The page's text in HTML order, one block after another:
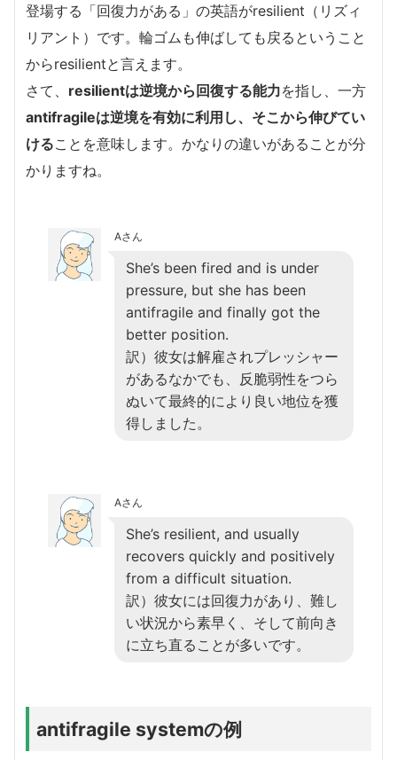
登場する「回復力がある」の英語がresilient（リズィ
リアント）です。輪ゴムも伸ばしても戻るということ
からresilientと言えます。
さて、 resilientは逆境から回復する能力を指し、一方
antifragileは逆境を有効に利用し、そこから伸びてい
けることを意味します。かなりの違いがあることが分
かりますね。
Aさん
She’s been fired and is under
pressure, but she has been
antifragile and finally got the
better position.
訳）彼女は解雇されプレッシャー
があるなかでも、反脆弱性をつら
ぬいて最終的により良い地位を獲
得しました。
Aさん
She’s resilient, and usually
recovers quickly and positively
from a difficult situation.
訳）彼女には回復力があり、難し
い状況から素早く、そして前向き
に立ち直ることが多いです。
antifragile systemの例